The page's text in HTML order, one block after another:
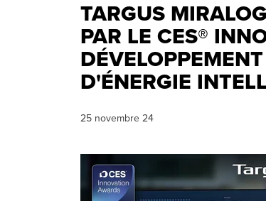
TARGUS
PAR LE CES®
D'ÉNERGIE
25 novembre 24